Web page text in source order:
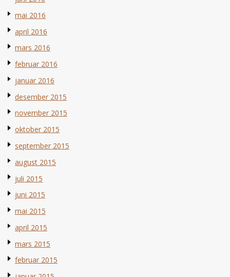
mai 2016
april 2016
mars 2016
februar 2016
januar 2016
desember 2015
november 2015
oktober 2015
september 2015
august 2015
juli 2015
juni 2015
mai 2015
april 2015
mars 2015
februar 2015